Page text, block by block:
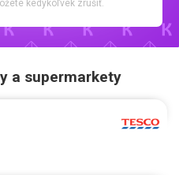
kedykoľvek zrušiť.
a supermarkety